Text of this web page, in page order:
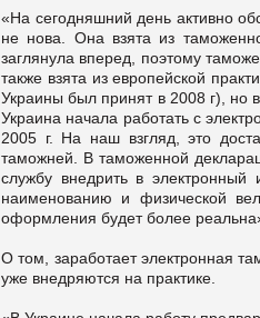
«На сегодняшний день активно
не нова. Она взята из
заглянула вперед, поэтому
также взята из европейской
Украины был принят в 2008 г), но
Украина начала работать с
2005 г. На наш взгляд, это
таможней. В таможенной
службу внедрить в
наименованию и физической
оформления будет более
О том, заработает электронная
уже внедряются на практике.